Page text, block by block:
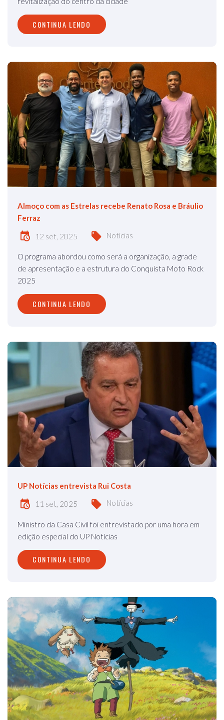
CONTINUA LENDO
Almoço com as Estrelas recebe Renato Rosa e Bráulio
Ferraz
12 set, 2025 Notícias
O programa abordou como será a organização, a grade
de apresentação e a estrutura do Conquista Moto Rock
2025
CONTINUA LENDO
UP Notícias entrevista Rui Costa
11 set, 2025 Notícias
Ministro da Casa Civil foi entrevistado por uma hora em
edição especial do UP Notícias
CONTINUA LENDO